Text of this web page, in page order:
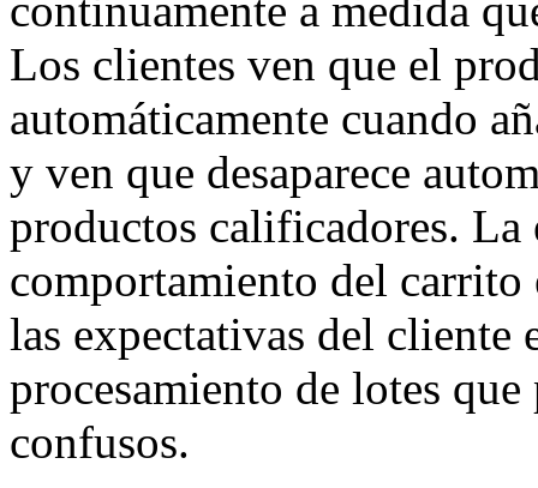
continuamente a medida
Los clientes ven que el
automáticamente cuando
y ven que desaparece
productos calificadores.
comportamiento del
las expectativas del cliente
procesamiento de lotes
confusos.